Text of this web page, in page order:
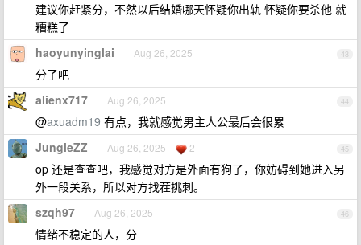
建议你赶紧分，不然以后结婚哪天怀疑你出轨 怀疑你要杀他 就
糟糕了
43
haoyunyinglai Aug 26, 2025
分了吧
44
alienx717 Aug 26, 2025
@axuadm19 有点，我就感觉男主人公最后会很累
45
JungleZZ Aug 26, 2025 2
op 还是查查吧，我感觉对方是外面有狗了，你妨碍到她进入另
外一段关系，所以对方找茬挑刺。
46
szqh97 Aug 26, 2025
情绪不稳定的人，分